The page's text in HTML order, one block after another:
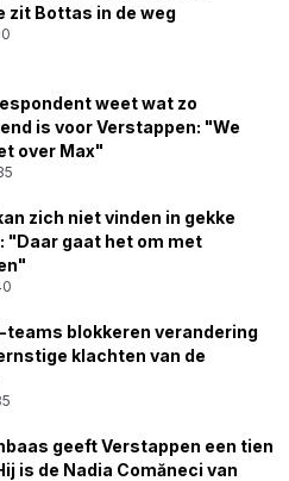
zit Bottas in de weg
weet wat zo
is voor Verstappen: "We
over Max"
zich niet vinden in gekke
"Daar gaat het om met
teams blokkeren verandering
klachten van de
geeft Verstappen een tien
is de Nadia Comăneci van